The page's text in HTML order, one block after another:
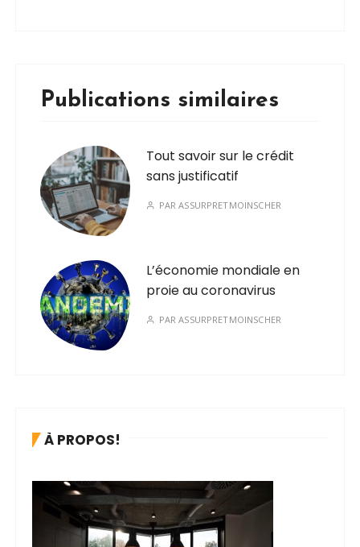
Publications similaires
Tout savoir sur le crédit
sans justificatif
PARASSURPRETMOINSCHER
L’économie mondiale en
proie au coronavirus
PARASSURPRETMOINSCHER
À PROPOS!